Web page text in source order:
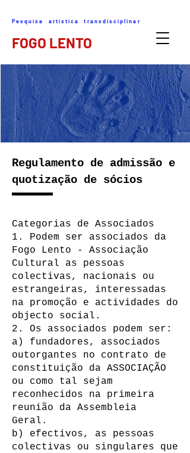
Pesquisa artística transdisciplinar
FOGO LENTO
Regulamento de admissão e
quotização de sócios
Categorias de Associados
1. Podem ser associados da
Fogo Lento - Associação
Cultural as pessoas
colectivas, nacionais ou
estrangeiras, interessadas
na promoção e actividades do
objecto social.
2. Os associados podem ser:
a) fundadores, associados
outorgantes no contrato de
constituição da ASSOCIAÇÃO
ou como tal sejam
reconhecidos na primeira
reunião da Assembleia
Geral.
b) efectivos, as pessoas
colectivas ou singulares que